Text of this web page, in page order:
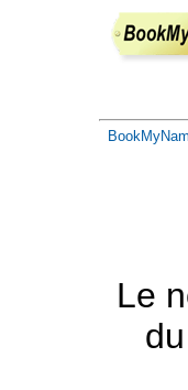
Le